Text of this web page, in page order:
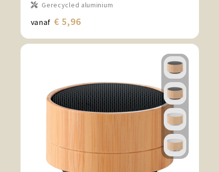
Gerecycled aluminium
vanaf € 5,96